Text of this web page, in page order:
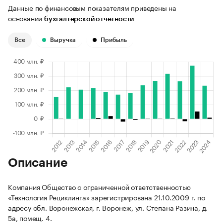
Данные по финансовым показателям приведены на
основании бухгалтерской отчетности
Все Выручка Прибыль
Описание
Компания Общество с ограниченной ответственностью
«Технология Рециклинга» зарегистрирована 21.10.2009 г. по
адресу обл. Воронежская, г. Воронеж, ул. Степана Разина, д.
5а, помещ. 4.